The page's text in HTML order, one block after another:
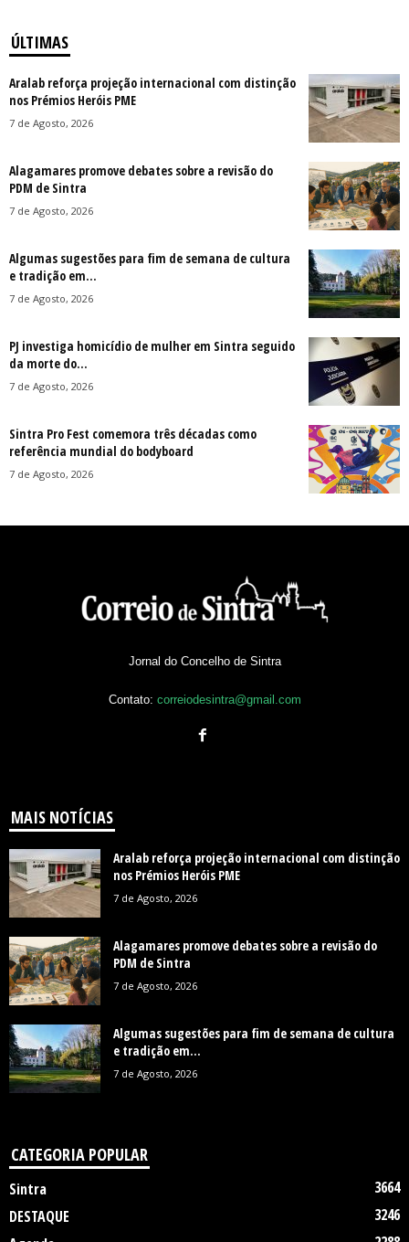
ÚLTIMAS
Aralab reforça projeção internacional com distinção
nos Prémios Heróis PME
7 de Agosto, 2026
Alagamares promove debates sobre a revisão do
PDM de Sintra
7 de Agosto, 2026
Algumas sugestões para fim de semana de cultura
e tradição em...
7 de Agosto, 2026
PJ investiga homicídio de mulher em Sintra seguido
da morte do...
7 de Agosto, 2026
Sintra Pro Fest comemora três décadas como
referência mundial do bodyboard
7 de Agosto, 2026
Jornal do Concelho de Sintra
Contato: correiodesintra@gmail.com
MAIS NOTÍCIAS
Aralab reforça projeção internacional com distinção
nos Prémios Heróis PME
7 de Agosto, 2026
Alagamares promove debates sobre a revisão do
PDM de Sintra
7 de Agosto, 2026
Algumas sugestões para fim de semana de cultura
e tradição em...
7 de Agosto, 2026
CATEGORIA POPULAR
Sintra
3664
DESTAQUE
3246